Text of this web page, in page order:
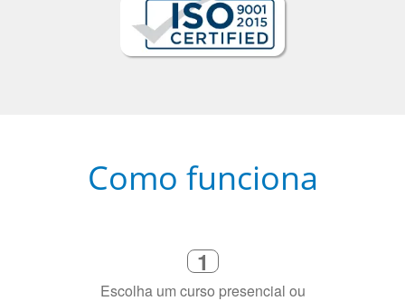
Como funciona
Escolha um curso presencial ou
online